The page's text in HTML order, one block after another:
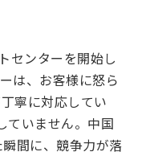
センターを開始し
は、お客様に怒ら
寧に対応してい
ていません。中国
間に、競争力が落